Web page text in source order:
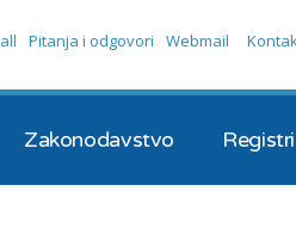
Zakonodavstvo Registri
Pitanja i odgovori Webmail